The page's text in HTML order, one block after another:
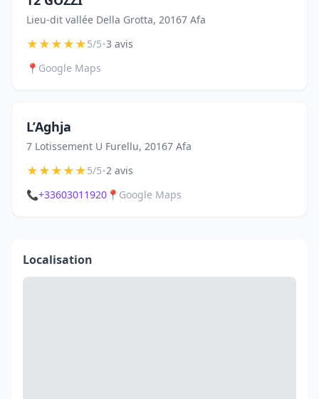
Lieu-dit vallée Della Grotta, 20167 Afa
★★★★★5/5•3 avis
📍 Google Maps
L’Aghja
7 Lotissement U Furellu, 20167 Afa
★★★★★5/5•2 avis
📞+33603011920 📍 Google Maps
Localisation